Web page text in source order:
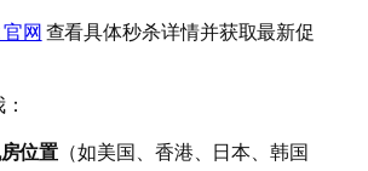
网查看具体秒杀详情并获取最新促
位置 （如美国、香港、日本、韩国